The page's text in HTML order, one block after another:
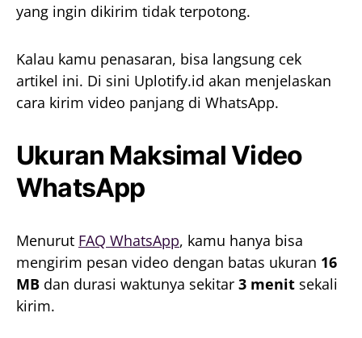
yang ingin dikirim tidak terpotong.
Kalau kamu penasaran, bisa langsung cek
artikel ini. Di sini Uplotify.id akan menjelaskan
cara kirim video panjang di WhatsApp.
Ukuran Maksimal Video
WhatsApp
Menurut FAQ WhatsApp, kamu hanya bisa
mengirim pesan video dengan batas ukuran 16
MB dan durasi waktunya sekitar 3 menit sekali
kirim.